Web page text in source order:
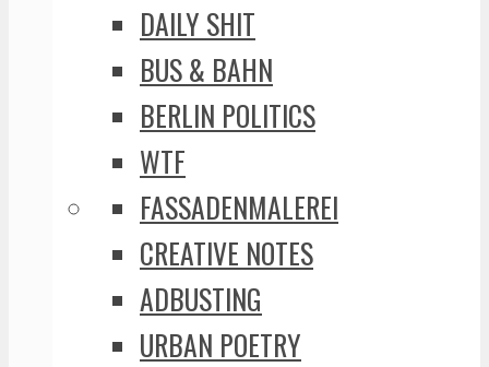
DAILY SHIT
BUS & BAHN
BERLIN POLITICS
WTF
FASSADENMALEREI
CREATIVE NOTES
ADBUSTING
URBAN POETRY